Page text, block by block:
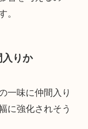
。
入りか
一味に仲間入り
に強化されそう